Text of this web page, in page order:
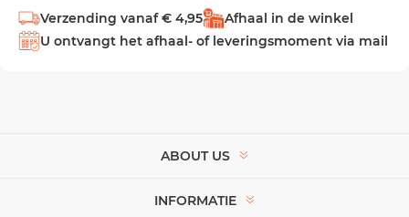
Verzending vanaf € 4,95
Afhaal in de winkel
U ontvangt het afhaal- of leveringsmoment via mail
ABOUT US
INFORMATIE